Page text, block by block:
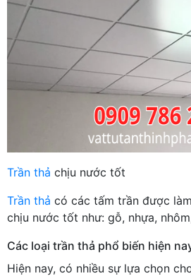
Trần thả chịu nước tốt
Trần thả có các tấm trần được
chịu nước tốt như: gỗ, nhựa,
Các loại trần thả phổ biến hiện
Hiện nay, có nhiều sự lựa chọn